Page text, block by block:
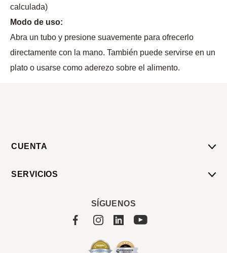
calculada)
Modo de uso:
Abra un tubo y presione suavemente para ofrecerlo
directamente con la mano. También puede servirse en un
plato o usarse como aderezo sobre el alimento.
CUENTA
SERVICIOS
SÍGUENOS